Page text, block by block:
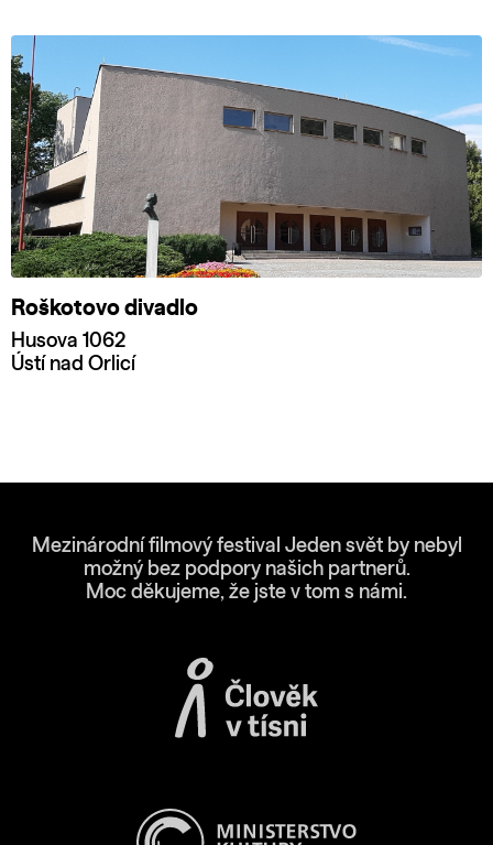
Roškotovo divadlo
Husova 1062
Ústí nad Orlicí
Mezinárodní filmový festival Jeden svět by nebyl
možný bez podpory našich partnerů.
Moc děkujeme, že jste v tom s námi.